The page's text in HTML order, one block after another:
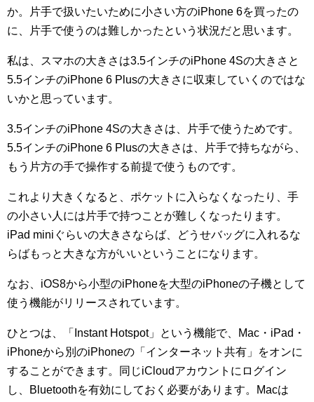
か。片手で扱いたいために小さい方のiPhone 6を買ったの
に、片手で使うのは難しかったという状況だと思います。
私は、スマホの大きさは3.5インチのiPhone 4Sの大きさと
5.5インチのiPhone 6 Plusの大きさに収束していくのではな
いかと思っています。
3.5インチのiPhone 4Sの大きさは、片手で使うためです。
5.5インチのiPhone 6 Plusの大きさは、片手で持ちながら、
もう片方の手で操作する前提で使うものです。
これより大きくなると、ポケットに入らなくなったり、手
の小さい人には片手で持つことが難しくなったります。
iPad miniぐらいの大きさならば、どうせバッグに入れるな
らばもっと大きな方がいいということになります。
なお、iOS8から小型のiPhoneを大型のiPhoneの子機として
使う機能がリリースされています。
ひとつは、「Instant Hotspot」という機能で、Mac・iPad・
iPhoneから別のiPhoneの「インターネット共有」をオンに
することができます。同じiCloudアカウントにログイン
し、Bluetoothを有効にしておく必要があります。Macは